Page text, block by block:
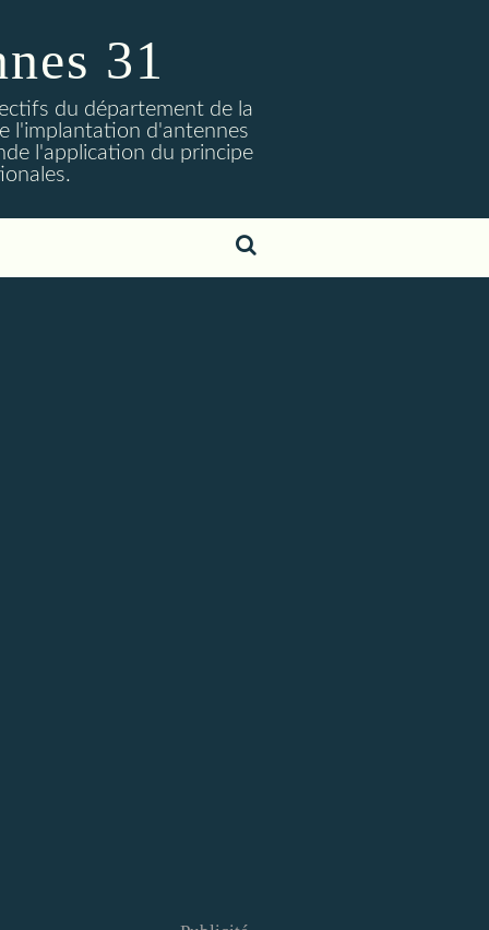
31
du département de la
l'implantation d'antennes
l'application du principe